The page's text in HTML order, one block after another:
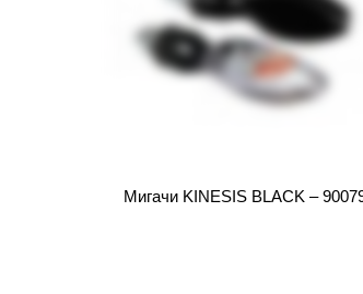
Мигачи KINESIS BLACK –